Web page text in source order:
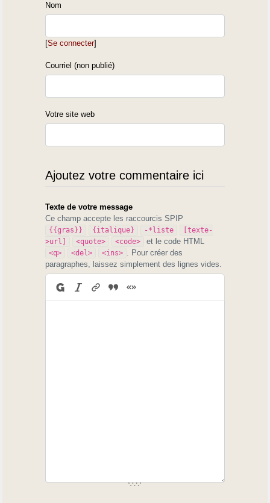
Nom
[Se connecter]
Courriel (non publié)
Votre site web
Ajoutez votre commentaire ici
Texte de votre message
Ce champ accepte les raccourcis SPIP
{{gras}} {italique} -*liste
[texte-
>url]
<quote> <code> et le code HTML
<q> <del> <ins> . Pour créer des
paragraphes, laissez simplement des lignes vides.